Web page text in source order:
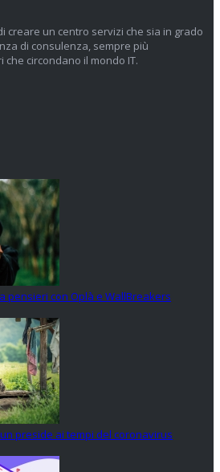
creare un centro servizi che sia in grado
di consulenza, sempre più
circondano il mondo IT.
pensieri con Oplà e WallBreakers
preside ai tempi del coronavirus